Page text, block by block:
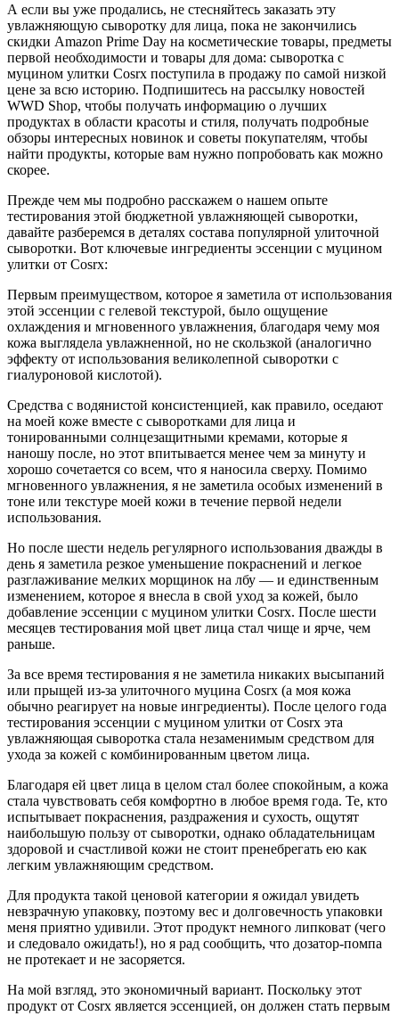
А если вы уже продались, не стесняйтесь заказать эту
увлажняющую сыворотку для лица, пока не закончились
скидки Amazon Prime Day на косметические товары, предметы
первой необходимости и товары для дома: сыворотка с
муцином улитки Cosrx поступила в продажу по самой низкой
цене за всю историю. Подпишитесь на рассылку новостей
WWD Shop, чтобы получать информацию о лучших
продуктах в области красоты и стиля, получать подробные
обзоры интересных новинок и советы покупателям, чтобы
найти продукты, которые вам нужно попробовать как можно
скорее.
Прежде чем мы подробно расскажем о нашем опыте
тестирования этой бюджетной увлажняющей сыворотки,
давайте разберемся в деталях состава популярной улиточной
сыворотки. Вот ключевые ингредиенты эссенции с муцином
улитки от Cosrx:
Первым преимуществом, которое я заметила от использования
этой эссенции с гелевой текстурой, было ощущение
охлаждения и мгновенного увлажнения, благодаря чему моя
кожа выглядела увлажненной, но не скользкой (аналогично
эффекту от использования великолепной сыворотки с
гиалуроновой кислотой).
Средства с водянистой консистенцией, как правило, оседают
на моей коже вместе с сыворотками для лица и
тонированными солнцезащитными кремами, которые я
наношу после, но этот впитывается менее чем за минуту и
хорошо сочетается со всем, что я наносила сверху. Помимо
мгновенного увлажнения, я не заметила особых изменений в
тоне или текстуре моей кожи в течение первой недели
использования.
Но после шести недель регулярного использования дважды в
день я заметила резкое уменьшение покраснений и легкое
разглаживание мелких морщинок на лбу — и единственным
изменением, которое я внесла в свой уход за кожей, было
добавление эссенции с муцином улитки Cosrx. После шести
месяцев тестирования мой цвет лица стал чище и ярче, чем
раньше.
За все время тестирования я не заметила никаких высыпаний
или прыщей из-за улиточного муцина Cosrx (а моя кожа
обычно реагирует на новые ингредиенты). После целого года
тестирования эссенции с муцином улитки от Cosrx эта
увлажняющая сыворотка стала незаменимым средством для
ухода за кожей с комбинированным цветом лица.
Благодаря ей цвет лица в целом стал более спокойным, а кожа
стала чувствовать себя комфортно в любое время года. Те, кто
испытывает покраснения, раздражения и сухость, ощутят
наибольшую пользу от сыворотки, однако обладательницам
здоровой и счастливой кожи не стоит пренебрегать ею как
легким увлажняющим средством.
Для продукта такой ценовой категории я ожидал увидеть
невзрачную упаковку, поэтому вес и долговечность упаковки
меня приятно удивили. Этот продукт немного липковат (чего
и следовало ожидать!), но я рад сообщить, что дозатор-помпа
не протекает и не засоряется.
На мой взгляд, это экономичный вариант. Поскольку этот
продукт от Cosrx является эссенцией, он должен стать первым